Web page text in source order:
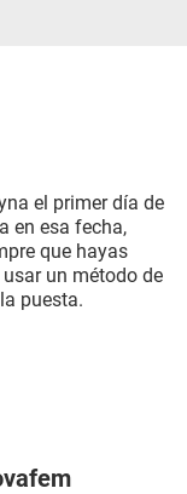
el primer día de
en esa fecha,
que hayas
un método de
puesta.